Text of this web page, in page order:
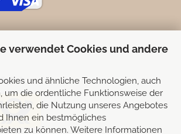
verwendet Cookies und andere
und ähnliche Technologien, auch
um die ordentliche Funktionsweise der
die Nutzung unseres Angebotes
Ihnen ein bestmögliches
zu können. Weitere Informationen